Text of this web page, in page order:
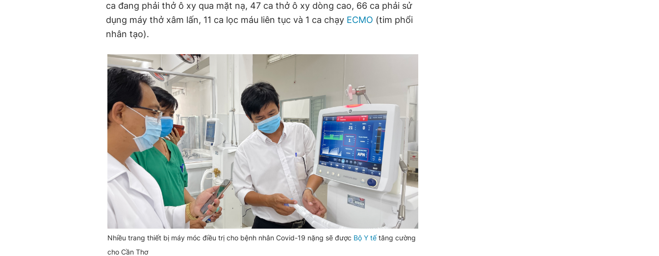
ca đang phải thở ô xy qua mặt nạ, 47 ca thở ô xy dòng cao, 66 ca phải sử
dụng máy thở xâm lấn, 11 ca lọc máu liên tục và 1 ca chạy ECMO (tim phổi
nhân tạo).
Nhiều trang thiết bị máy móc điều trị cho bệnh nhân Covid-19 nặng sẽ được Bộ Y tếtăng cường
cho Cần Thơ